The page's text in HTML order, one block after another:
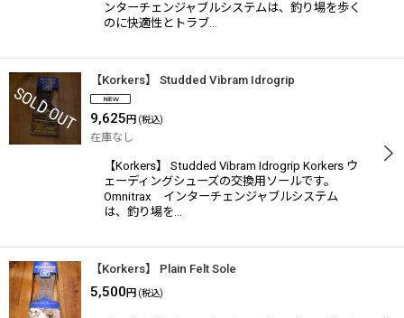
ンターチェンジャブルシステムは、釣り場を歩く
のに快適性とトラブ…
【Korkers】 Studded Vibram Idrogrip
9,625 円 (税込)
在庫なし
【Korkers】 Studded Vibram Idrogrip Korkers ウ
ェーディングシューズの交換用ソールです。
Omnitrax インターチェンジャブルシステム
は、釣り場を…
【Korkers】 Plain Felt Sole
5,500 円 (税込)